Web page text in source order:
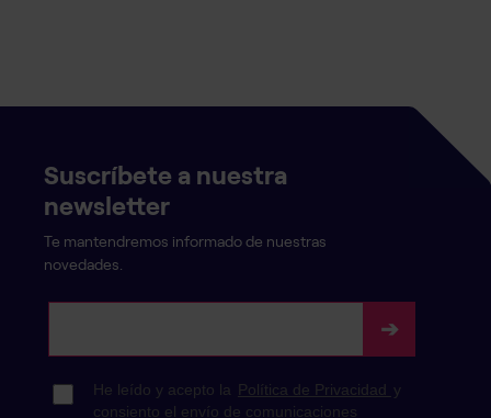
Suscríbete a nuestra
newsletter
Te mantendremos informado de nuestras
novedades.